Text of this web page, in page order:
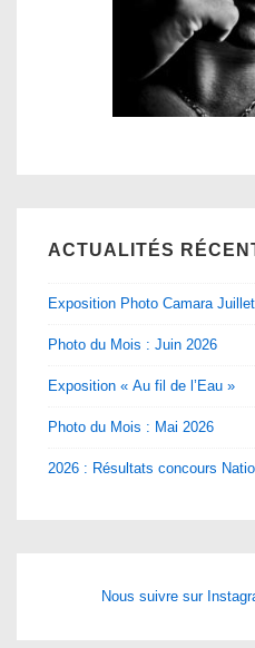
ACTUALITÉS
Exposition Photo Camara
Photo du Mois : Juin 2026
Exposition « Au fil de l’Eau »
Photo du Mois : Mai 2026
2026 : Résultats concours
Nous suivre sur